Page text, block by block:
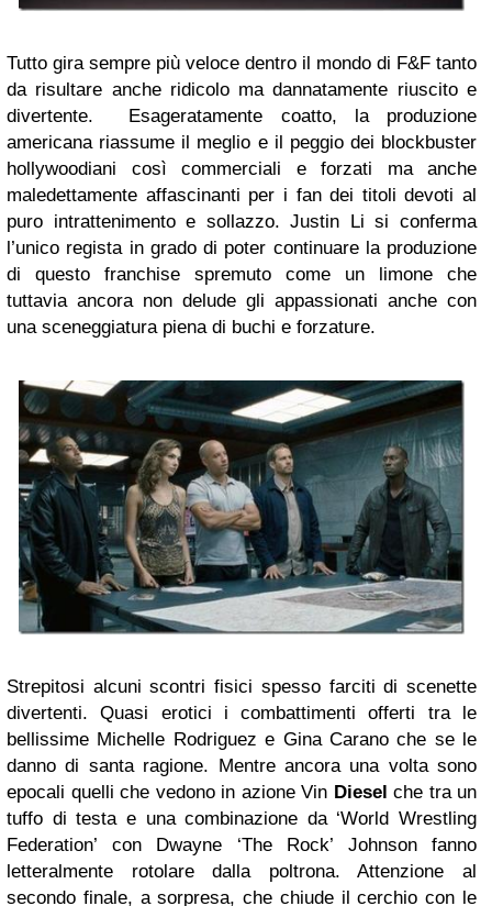
Tutto gira sempre più veloce dentro il mondo di F&F tanto
da risultare anche ridicolo ma dannatamente riuscito e
divertente. Esageratamente coatto, la produzione
americana riassume il meglio e il peggio dei blockbuster
hollywoodiani così commerciali e forzati ma anche
maledettamente affascinanti per i fan dei titoli devoti al
puro intrattenimento e sollazzo. Justin Li si conferma
l’unico regista in grado di poter continuare la produzione
di questo franchise spremuto come un limone che
tuttavia ancora non delude gli appassionati anche con
una sceneggiatura piena di buchi e forzature.
Strepitosi alcuni scontri fisici spesso farciti di scenette
divertenti. Quasi erotici i combattimenti offerti tra le
bellissime Michelle Rodriguez e Gina Carano che se le
danno di santa ragione. Mentre ancora una volta sono
epocali quelli che vedono in azione Vin Diesel che tra un
tuffo di testa e una combinazione da ‘World Wrestling
Federation’ con Dwayne ‘The Rock’ Johnson fanno
letteralmente rotolare dalla poltrona. Attenzione al
secondo finale, a sorpresa, che chiude il cerchio con le